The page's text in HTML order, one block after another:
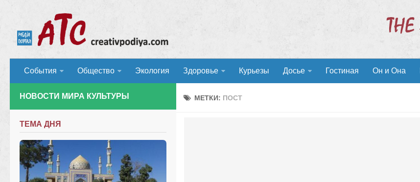
События Общество Экология Здоровье Курьезы Досье Гостиная Он и Она
МЕТКИ: ПОСТ
НОВОСТИ МИРА КУЛЬТУРЫ
ТЕМА ДНЯ